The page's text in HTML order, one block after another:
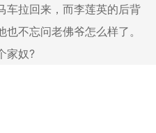
车拉回来，而李莲英的后背
不忘问老佛爷怎么样了。
家奴?